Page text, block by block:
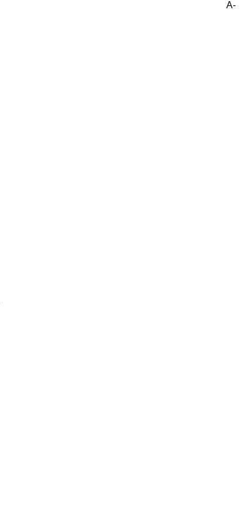
A-